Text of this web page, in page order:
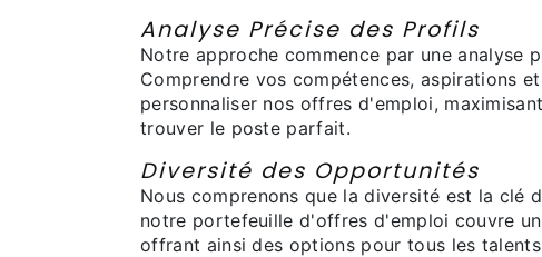
Analyse Précise des Profils
Notre approche commence par une analyse
Comprendre vos compétences, aspirations
personnaliser nos offres d'emploi,
trouver le poste parfait.
Diversité des Opportunités
Nous comprenons que la diversité est la clé
notre portefeuille d'offres d'emploi couvre
offrant ainsi des options pour tous les